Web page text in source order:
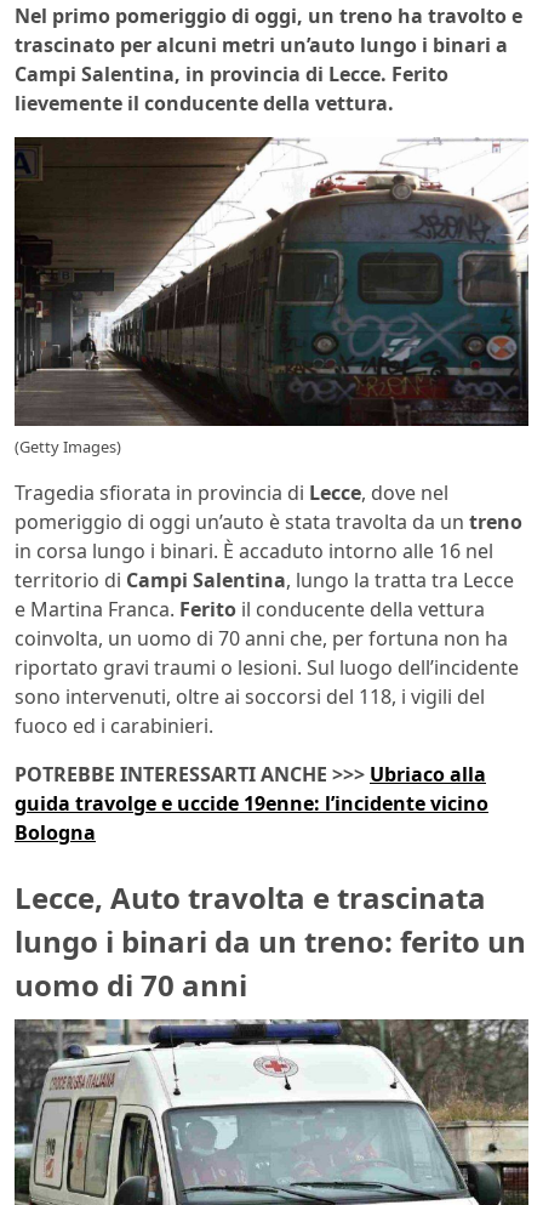
Nel primo pomeriggio di oggi, un treno ha travolto e
trascinato per alcuni metri un’auto lungo i binari a
Campi Salentina, in provincia di Lecce. Ferito
lievemente il conducente della vettura.
(Getty Images)
Tragedia sfiorata in provincia di Lecce, dove nel
pomeriggio di oggi un’auto è stata travolta da un treno
in corsa lungo i binari. È accaduto intorno alle 16 nel
territorio di Campi Salentina, lungo la tratta tra Lecce
e Martina Franca. Ferito il conducente della vettura
coinvolta, un uomo di 70 anni che, per fortuna non ha
riportato gravi traumi o lesioni. Sul luogo dell’incidente
sono intervenuti, oltre ai soccorsi del 118, i vigili del
fuoco ed i carabinieri.
POTREBBE INTERESSARTI ANCHE >>> Ubriaco alla
guida travolge e uccide 19enne: l’incidente vicino
Bologna
Lecce, Auto travolta e trascinata
lungo i binari da un treno: ferito un
uomo di 70 anni